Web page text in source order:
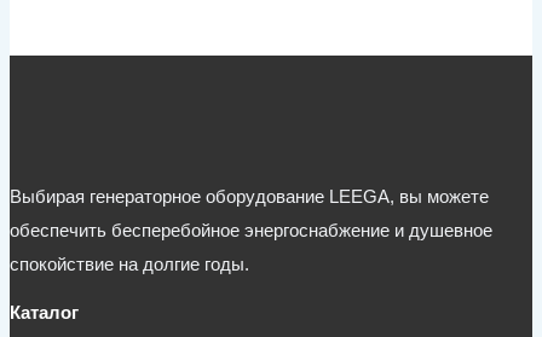
Выбирая генераторное оборудование LEEGA, вы можете
обеспечить бесперебойное энергоснабжение и душевное
спокойствие на долгие годы.
Каталог